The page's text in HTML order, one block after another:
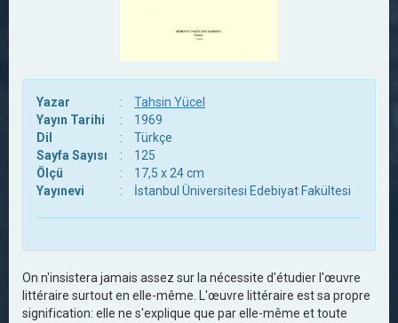
Yazar :
Tahsin Yücel
Yayın Tarihi
:
1969
Dil
:
Türkçe
Sayfa Sayısı
:
125
Ölçü
:
17,5 x 24 cm
Yayınevi
: İstanbul Üniversitesi Edebiyat Fakültesi
On n'insistera jamais assez sur la nécessite d'étudier l'œuvre
littéraire surtout en elle-même. L'œuvre littéraire est sa propre
signification: elle ne s'explique que par elle-même et toute